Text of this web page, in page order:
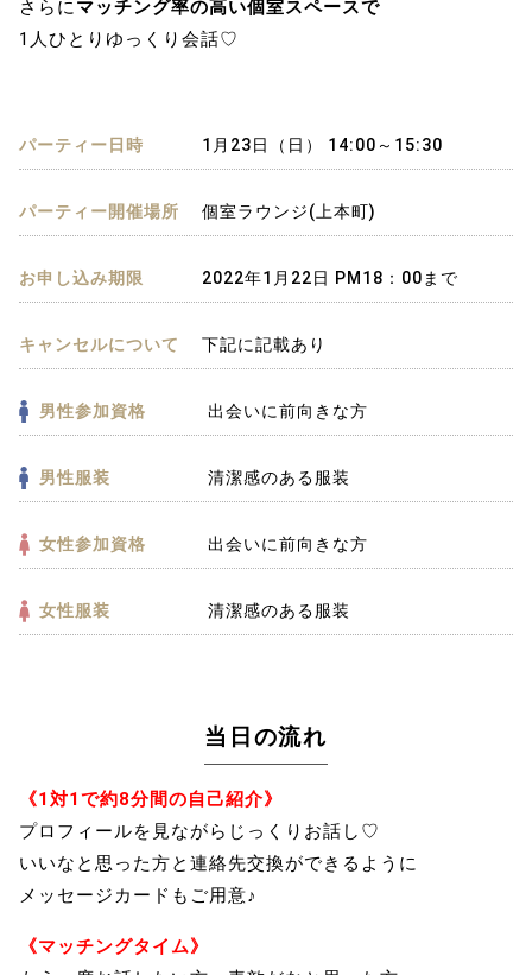
さらにマッチング率の高い個室スペースで
1人ひとりゆっくり会話♡
パーティー日時 1月23日（日） 14:00～15:30
パーティー開催場所 個室ラウンジ(上本町)
お申し込み期限 2022年1月22日 PM18：00まで
キャンセルについて 下記に記載あり
男性参加資格 出会いに前向きな方
男性服装 清潔感のある服装
女性参加資格 出会いに前向きな方
女性服装 清潔感のある服装
当日の流れ
《1対1で約8分間の自己紹介》
プロフィールを見ながらじっくりお話し♡
いいなと思った方と連絡先交換ができるように
メッセージカードもご用意♪
《マッチングタイム》